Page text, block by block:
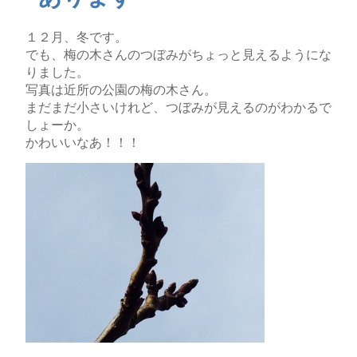
１２月、冬です。
でも、梅の木さんのつぼみがちょっと見えるようにな
りました。
写真は近所の公園の梅の木さん。
まだまだ小さいけれど、つぼみが見えるのがわかるで
しょーか。
かわいいなあ！！！